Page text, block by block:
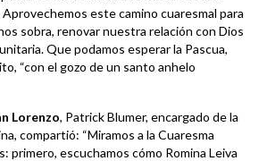
este camino cuaresmal para
sobra, renovar nuestra relación con Dios
Que podamos esperar la Pascua,
“con el gozo de un santo anhelo
Lorenzo, Patrick Blumer, encargado de la
compartió: “Miramos a la Cuaresma
primero, escuchamos cómo Romina Leiva